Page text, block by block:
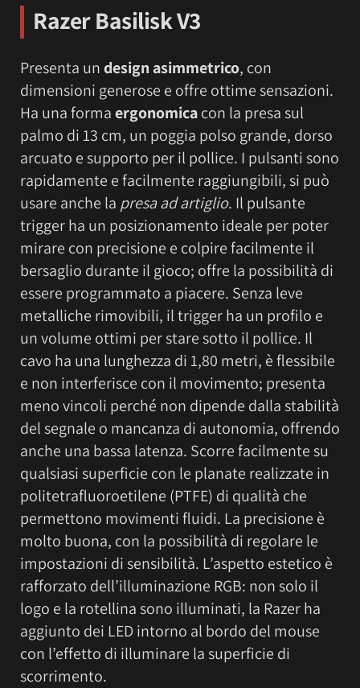
Razer Basilisk V3
Presenta undesign asimmetrico, con
dimensioni generose e offre ottime sensazioni.
Ha una formaergonomicacon la presa sul
palmo di 13 cm, un poggia polso grande, dorso
arcuato e supporto per il pollice. I pulsanti sono
rapidamente e facilmente raggiungibili, si può
usare anche la presa ad artiglio. Il pulsante
trigger ha un posizionamento ideale per poter
mirare con precisione e colpire facilmente il
bersaglio durante il gioco; offre la possibilità di
essere programmato a piacere. Senza leve
metalliche rimovibili, il trigger ha un profilo e
un volume ottimi per stare sotto il pollice. Il
cavo ha una lunghezza di 1,80 metri, è flessibile
e non interferisce con il movimento; presenta
meno vincoli perché non dipende dalla stabilità
del segnale o mancanza di autonomia, offrendo
anche una bassa latenza. Scorre facilmente su
qualsiasi superficie con le planate realizzate in
politetrafluoroetilene (PTFE) di qualità che
permettono movimenti fluidi. La precisione è
molto buona, con la possibilità di regolare le
impostazioni di sensibilità. L’aspetto estetico è
rafforzato dell’illuminazione RGB: non solo il
logo e la rotellina sono illuminati, la Razer ha
aggiunto dei LED intorno al bordo del mouse
con l’effetto di illuminare la superficie di
scorrimento.